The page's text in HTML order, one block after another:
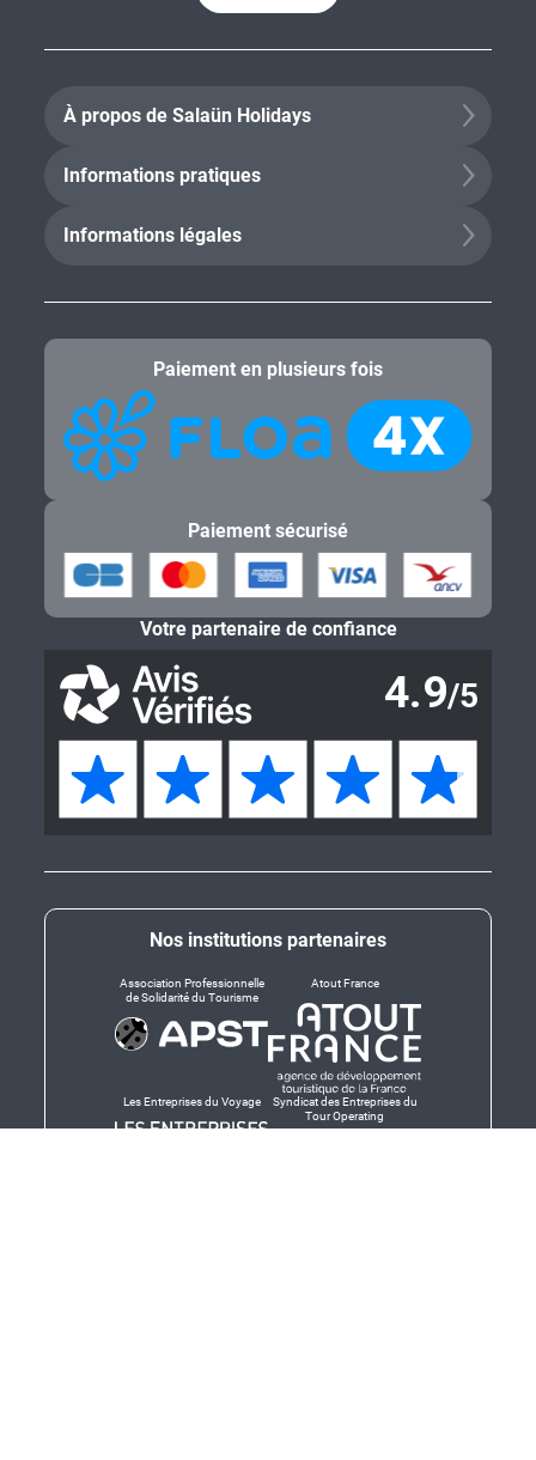
À propos de Salaün Holidays
Informations pratiques
Informations légales
Nos institutions partenaires
Association Professionnelle
de Solidarité du Tourisme
Atout France
Les Entreprises du Voyage
Syndicat des Entreprises du
Tour Operating
Paiement en plusieurs fois
Paiement sécurisé
Votre partenaire de confiance